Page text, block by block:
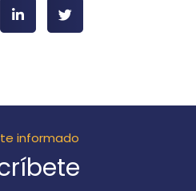
informado